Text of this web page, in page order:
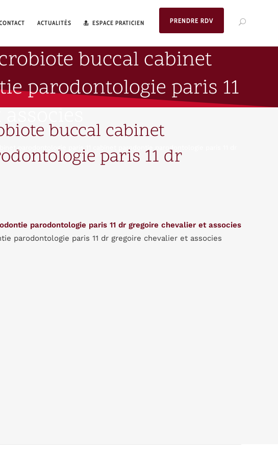
PRENDRE RDV
ACTUALITÉS ESPACE PRATICIEN
buccal cabinet
parodontologie paris 11
parodontologie paris 11 cabinet parodontie parodontologie paris 11 dr
buccal cabinet
paris 11 dr
parodontologie paris 11 dr gregoire chevalier et associes